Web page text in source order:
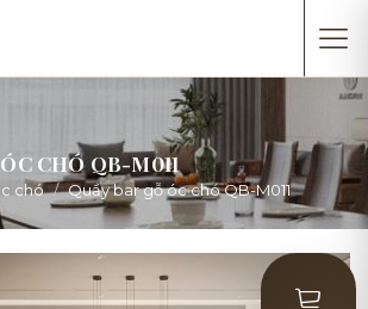
CHÓ QB-M011
chó Quầy bar gỗ óc chó QB-M011